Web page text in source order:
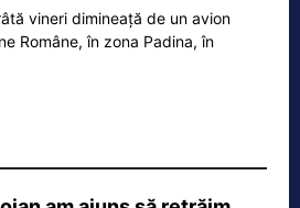
vineri dimineață de un avion
Române, în zona Padina, în